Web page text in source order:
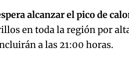
alcanzar el pico de
en toda la región por
a las 21:00 horas.